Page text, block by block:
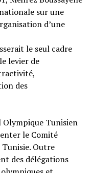
sur une
d’une
le seul cadre
levier de
des
Olympique Tunisien
le Comité
Outre
des délégations